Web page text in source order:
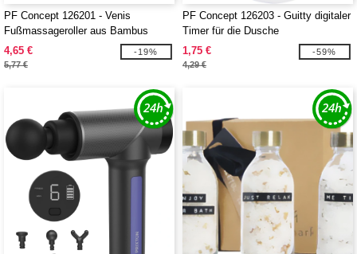
PF Concept 126201 - Venis
Fußmassageroller aus Bambus
4,65 €
5,77 €
-19%
PF Concept 126203 - Guitty digitaler
Timer für die Dusche
1,75 €
4,29 €
-59%